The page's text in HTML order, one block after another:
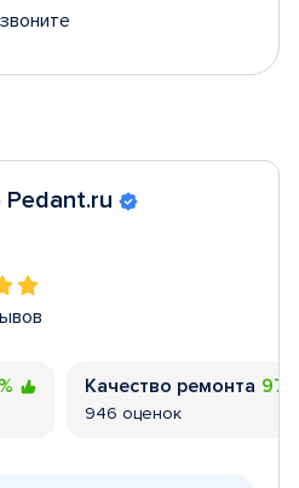
Качество ремонта
946 оценок